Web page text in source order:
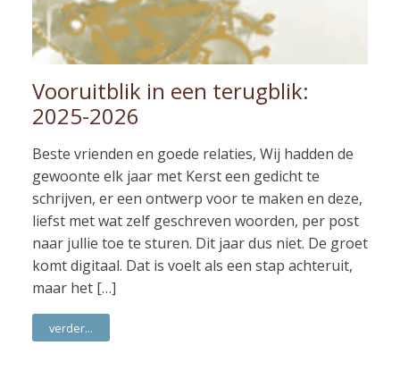
Vooruitblik in een terugblik:
2025-2026
Beste vrienden en goede relaties, Wij hadden de
gewoonte elk jaar met Kerst een gedicht te
schrijven, er een ontwerp voor te maken en deze,
liefst met wat zelf geschreven woorden, per post
naar jullie toe te sturen. Dit jaar dus niet. De groet
komt digitaal. Dat is voelt als een stap achteruit,
maar het […]
verder...